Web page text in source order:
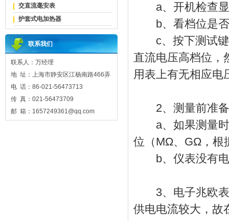
交直流毫安表
护套式电加热器
联系我们
联系人：万经理
地 址：上海市静安区江杨南路466弄
电 话：86-021-56473713
传 真：021-56473709
邮 箱：1657249361@qq.com
a、开机检查显
b、看档位是否
c、按下测试键
直流电压高档位，
用表上有无相应电
2、测量前准备
a、如果测量时
位（MΩ、GΩ，根
b、仪表没有电
3、电子兆欧表
供电电流较大，故